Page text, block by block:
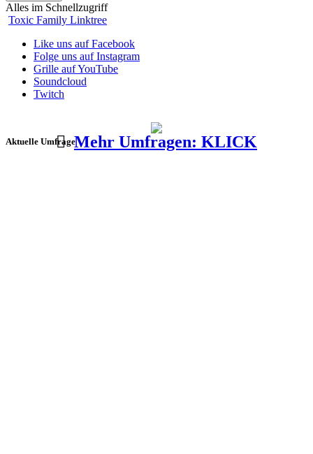
Alles im Schnellzugriff
Toxic Family Linktree
Like uns auf Facebook
Folge uns auf Instagram
Grille auf YouTube
Soundcloud
Twitch
Aktuelle UmfrageMehr Umfragen: KLICK